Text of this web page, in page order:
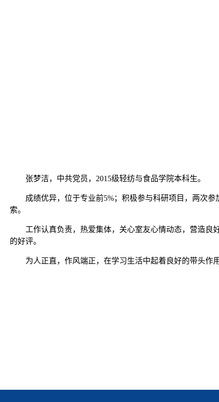
张梦洁，中共党员， 2015级轻纺与食品学院本科生。
成绩优异，位于专业前5%；积极参与科研项目，两次
索。
工作认真负责，热爱集体，关心室友心情动态，营造
的好评。
为人正直，作风端正，在学习生活中起着良好的带头作